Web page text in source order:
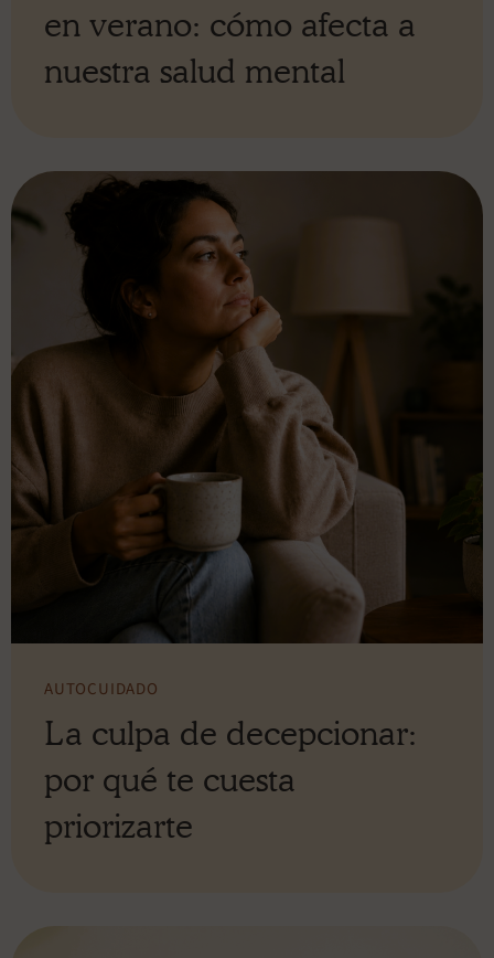
en verano: cómo afecta a
nuestra salud mental
AUTOCUIDADO
La culpa de decepcionar:
por qué te cuesta
priorizarte